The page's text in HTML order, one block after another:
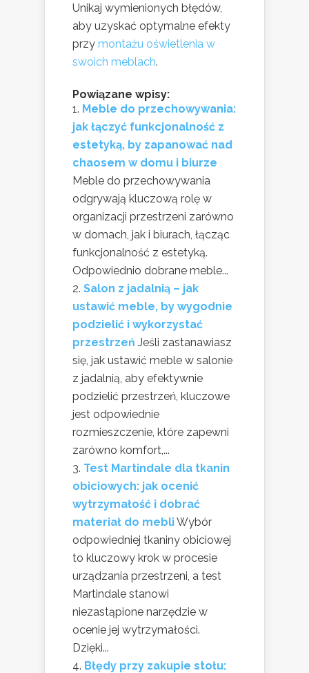
Unikaj wymienionych błędów,
aby uzyskać optymalne efekty
przy montażu oświetlenia w
swoich meblach.
Powiązane wpisy:
Meble do przechowywania:
jak łączyć funkcjonalność z
estetyką, by zapanować nad
chaosem w domu i biurze
Meble do przechowywania
odgrywają kluczową rolę w
organizacji przestrzeni zarówno
w domach, jak i biurach, łącząc
funkcjonalność z estetyką.
Odpowiednio dobrane meble...
Salon z jadalnią – jak
ustawić meble, by wygodnie
podzielić i wykorzystać
przestrzeń Jeśli zastanawiasz
się, jak ustawić meble w salonie
z jadalnią, aby efektywnie
podzielić przestrzeń, kluczowe
jest odpowiednie
rozmieszczenie, które zapewni
zarówno komfort,...
Test Martindale dla tkanin
obiciowych: jak ocenić
wytrzymałość i dobrać
materiał do mebliWybór
odpowiedniej tkaniny obiciowej
to kluczowy krok w procesie
urządzania przestrzeni, a test
Martindale stanowi
niezastąpione narzędzie w
ocenie jej wytrzymałości.
Dzięki...
Błędy przy zakupie stołu: